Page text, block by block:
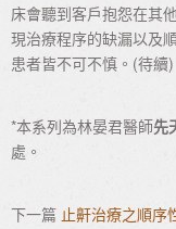
床會聽到客戶抱怨在其
現治療程序的缺漏以及
患者皆不可不慎。(待續)
*本系列為林晏君醫師先
處。
下一篇 止鼾治療之順序